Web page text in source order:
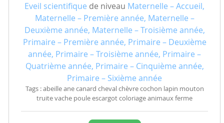
Eveil scientifique de niveau Maternelle – Accueil,
Maternelle – Première année, Maternelle –
Deuxième année, Maternelle – Troisième année,
Primaire – Première année, Primaire – Deuxième
année, Primaire – Troisième année, Primaire –
Quatrième année, Primaire – Cinquième année,
Primaire – Sixième année
Tags : abeille ane canard cheval chèvre cochon lapin mouton
truite vache poule escargot coloriage animaux ferme